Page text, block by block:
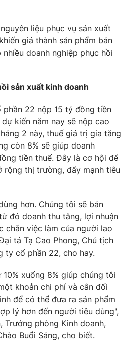
liệu phục vụ sản xuất
giá thành sản phẩm bán
doanh nghiệp phục hồi
sản xuất kinh doanh
22 nộp 15 tỷ đồng tiền
kiến năm nay sẽ nộp cao
2 này, thuế giá trị gia tăng
còn 8% sẽ giúp doanh
tiền thuế. Đây là cơ hội để
rộng thị trường, đẩy mạnh tiêu
hơn. Chúng tôi sẽ bán
đó doanh thu tăng, lợi nhuận
chắn việc làm của người lao
tá Tạ Cao Phong, Chủ tịch
ty cổ phần 22, cho hay.
xuống 8% giúp chúng tôi
khoản chi phí và cân đối
để có thể đưa ra sản phẩm
lý hơn đến người tiêu dùng",
Trưởng phòng Kinh doanh,
Buổi Sáng, cho biết.